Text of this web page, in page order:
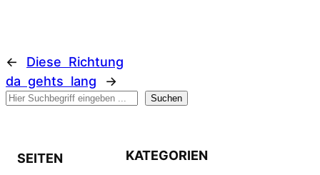
←
Diese Richtung
da gehts lang
→
Suchen
Suchen
SEITEN
KATEGORIEN